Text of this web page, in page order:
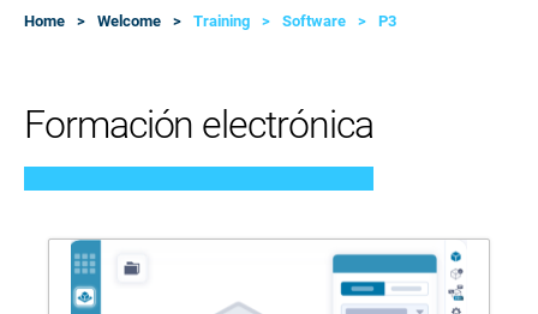
Home Welcome Training Software P3
Formación electrónica